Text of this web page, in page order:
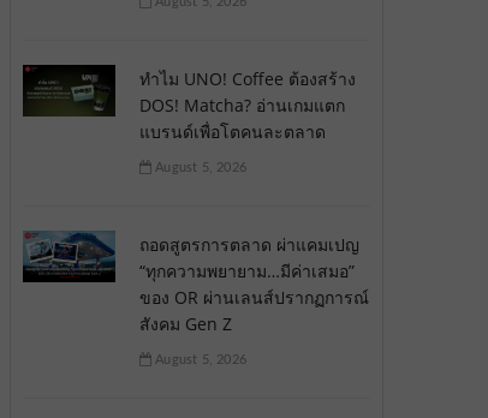
ทำไม UNO! Coffee ต้องสร้าง
DOS! Matcha? อ่านเกมแตก
แบรนด์เพื่อโตคนละตลาด
August 5, 2026
ถอดสูตรการตลาด ผ่าแคมเปญ
“ทุกความพยายาม…มีค่าเสมอ”
ของ OR ผ่านเลนส์ปรากฏการณ์
สังคม Gen Z
August 5, 2026